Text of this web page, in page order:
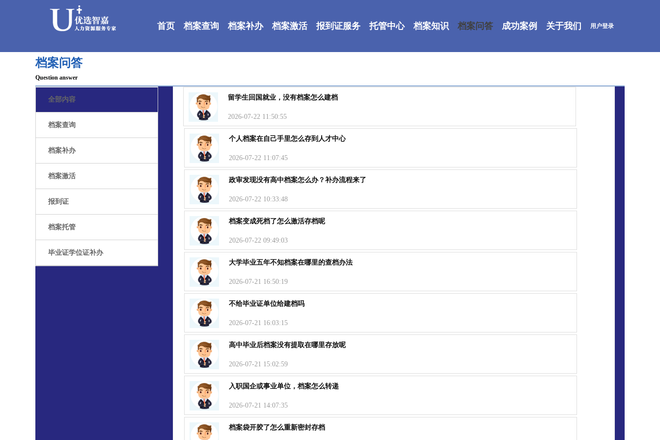
首页 档案查询 档案补办 档案激活 报到证服务 托管中心 档案知识 档案问答 成功案例 关于我们 用户登录
档案问答
Question answer
全部内容
档案查询
档案补办
档案激活
报到证
档案托管
毕业证学位证补办
留学生回国就业，没有档案怎么建档
2026-07-22 11:50:55
个人档案在自己手里怎么存到人才中心
2026-07-22 11:07:45
政审发现没有高中档案怎么办？补办流程来了
2026-07-22 10:33:48
档案变成死档了怎么激活存档呢
2026-07-22 09:49:03
大学毕业五年不知档案在哪里的查档办法
2026-07-21 16:50:19
不给毕业证单位给建档吗
2026-07-21 16:03:15
高中毕业后档案没有提取在哪里存放呢
2026-07-21 15:02:59
入职国企或事业单位，档案怎么转递
2026-07-21 14:07:35
档案袋开胶了怎么重新密封存档